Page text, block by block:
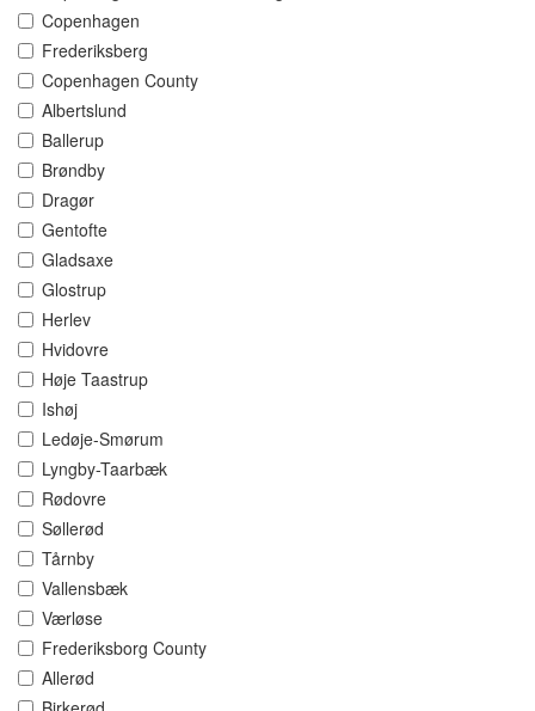
Copenhagen
Frederiksberg
Copenhagen County
Albertslund
Ballerup
Brøndby
Dragør
Gentofte
Gladsaxe
Glostrup
Herlev
Hvidovre
Høje Taastrup
Ishøj
Ledøje-Smørum
Lyngby-Taarbæk
Rødovre
Søllerød
Tårnby
Vallensbæk
Værløse
Frederiksborg County
Allerød